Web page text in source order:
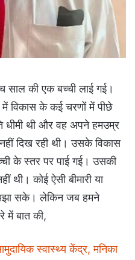
की एक बच्ची लाई गई।
विकास के कई चरणों में पीछे
धीमी थी और वह अपने हमउम्र
दिख रही थी। उसके विकास
के स्तर पर पाई गई। उसकी
थी। कोई ऐसी बीमारी या
सके। लेकिन जब हमने
में बात की,
स्वास्थ्य केंद्र, मनिका